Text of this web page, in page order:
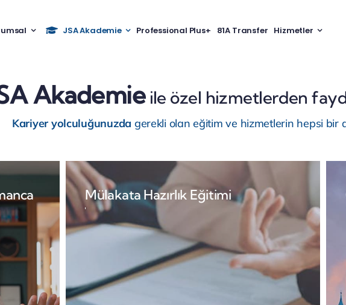
JSA Akademie Professional Plus+ 81A Transfer Hizmetler
Akademieile özel hizmetlerden
Kariyer yolculuğunuzda gerekli olan eğitim ve hizmetlerin hepsi bir
Mülakata Hazırlık Eğitimi